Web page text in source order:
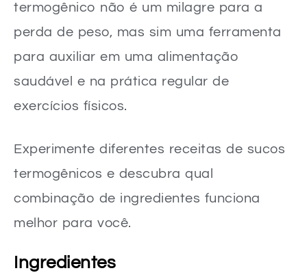
termogênico não é um milagre para a
perda de peso, mas sim uma ferramenta
para auxiliar em uma alimentação
saudável e na prática regular de
exercícios físicos.
Experimente diferentes receitas de sucos
termogênicos e descubra qual
combinação de ingredientes funciona
melhor para você.
Ingredientes